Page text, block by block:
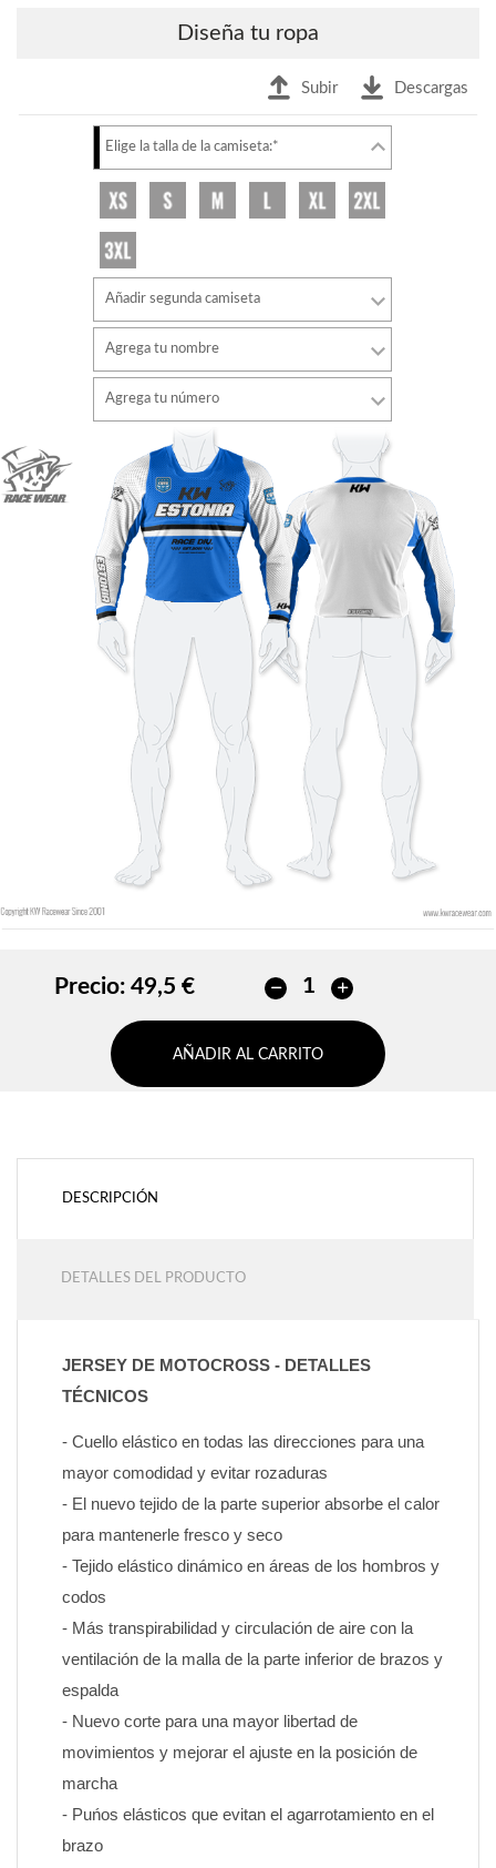
Diseña tu ropa
Subir Descargas
Elige la talla de la camiseta:*
Añadir segunda camiseta
Agrega tu nombre
Color de fuente
Color de contorno
Sin contorno
AÑADIR
Agrega tu número
estilo
Color de fuente
Color de contorno
AÑADIR
Precio: 49,5 €
AÑADIR AL CARRITO
DESCRIPCIÓN
DETALLES DEL PRODUCTO
JERSEY DE MOTOCROSS - DETALLES
TÉCNICOS
- Cuello elástico en todas las direcciones para una
mayor comodidad y evitar rozaduras
- El nuevo tejido de la parte superior absorbe el calor
para mantenerle fresco y seco
- Tejido elástico dinámico en áreas de los hombros y
codos
- Más transpirabilidad y circulación de aire con la
ventilación de la malla de la parte inferior de brazos y
espalda
- Nuevo corte para una mayor libertad de
movimientos y mejorar el ajuste en la posición de
marcha
- Puńos elásticos que evitan el agarrotamiento en el
brazo